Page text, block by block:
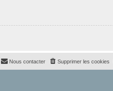
Supprimer les cookies
Nous contacter